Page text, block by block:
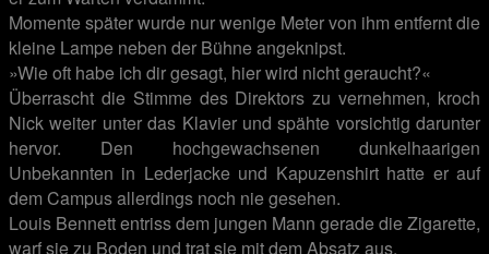
Momente später wurde nur wenige Meter von ihm entfernt die
kleine Lampe neben der Bühne angeknipst.
»Wie oft habe ich dir gesagt, hier wird nicht geraucht?«
Überrascht die Stimme des Direktors zu vernehmen, kroch
Nick weiter unter das Klavier und spähte vorsichtig darunter
hervor. Den hochgewachsenen dunkelhaarigen
Unbekannten in Lederjacke und Kapuzenshirt hatte er auf
dem Campus allerdings noch nie gesehen.
Louis Bennett entriss dem jungen Mann gerade die Zigarette,
warf sie zu Boden und trat sie mit dem Absatz aus.